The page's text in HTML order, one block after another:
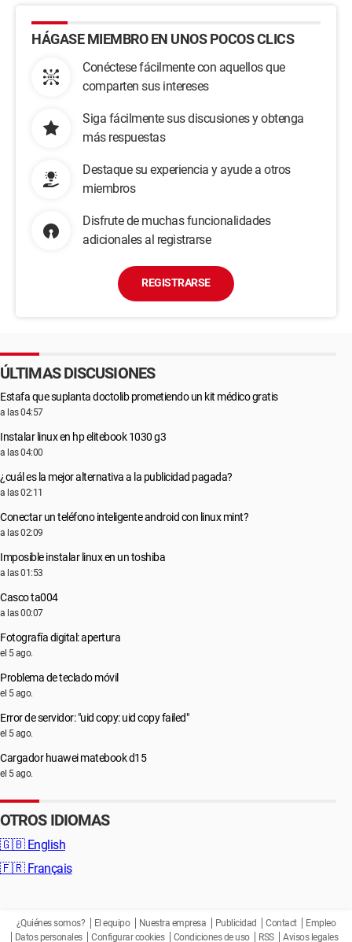
HÁGASE MIEMBRO EN UNOS POCOS CLICS
Conéctese fácilmente con aquellos que
comparten sus intereses
Siga fácilmente sus discusiones y obtenga
más respuestas
Destaque su experiencia y ayude a otros
miembros
Disfrute de muchas funcionalidades
adicionales al registrarse
REGISTRARSE
ÚLTIMAS DISCUSIONES
Estafa que suplanta doctolib prometiendo un kit médico gratis
a las 04:57
Instalar linux en hp elitebook 1030 g3
a las 04:00
¿cuál es la mejor alternativa a la publicidad pagada?
a las 02:11
Conectar un teléfono inteligente android con linux mint?
a las 02:09
Imposible instalar linux en un toshiba
a las 01:53
Casco ta004
a las 00:07
Fotografía digital: apertura
el 5 ago.
Problema de teclado móvil
el 5 ago.
Error de servidor: "uid copy: uid copy failed"
el 5 ago.
Cargador huawei matebook d15
el 5 ago.
OTROS IDIOMAS
🇬🇧 English
🇫🇷 Français
¿Quiénes somos? El equipo Nuestra empresa Publicidad Contact
Empleo
Datos personales
Configurar cookies Condiciones de uso RSS Avisos legales